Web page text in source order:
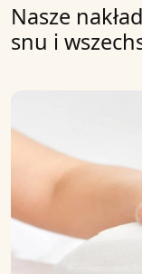
Nasze
snu i